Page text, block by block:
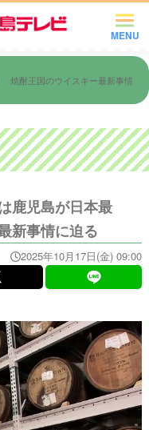
MENU
焼酎王国のウイスキー最新事情
鹿児島が日本最
新事情に迫る
2025年10月17日(金) 09:00